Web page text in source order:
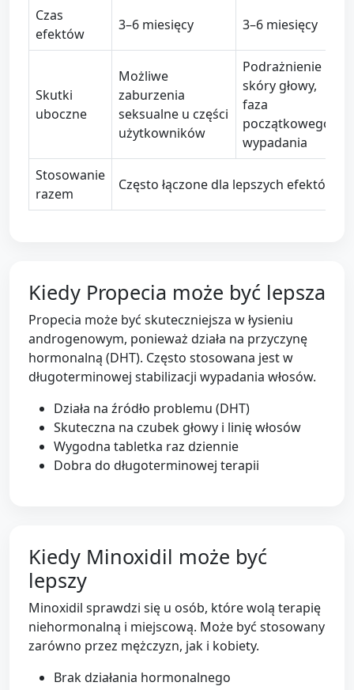
Czas
efektów
3–6 miesięcy 3–6 miesięcy
Skutki
uboczne
Możliwe
zaburzenia
seksualne u części
użytkowników
Podrażnienie
skóry głowy,
faza
początkowego
wypadania
Stosowanie
razem
Często łączone dla lepszych efektów
Kiedy Propecia może być lepsza
Propecia może być skuteczniejsza w łysieniu
androgenowym, ponieważ działa na przyczynę
hormonalną (DHT). Często stosowana jest w
długoterminowej stabilizacji wypadania włosów.
Działa na źródło problemu (DHT)
Skuteczna na czubek głowy i linię włosów
Wygodna tabletka raz dziennie
Dobra do długoterminowej terapii
Kiedy Minoxidil może być
lepszy
Minoxidil sprawdzi się u osób, które wolą terapię
niehormonalną i miejscową. Może być stosowany
zarówno przez mężczyzn, jak i kobiety.
Brak działania hormonalnego